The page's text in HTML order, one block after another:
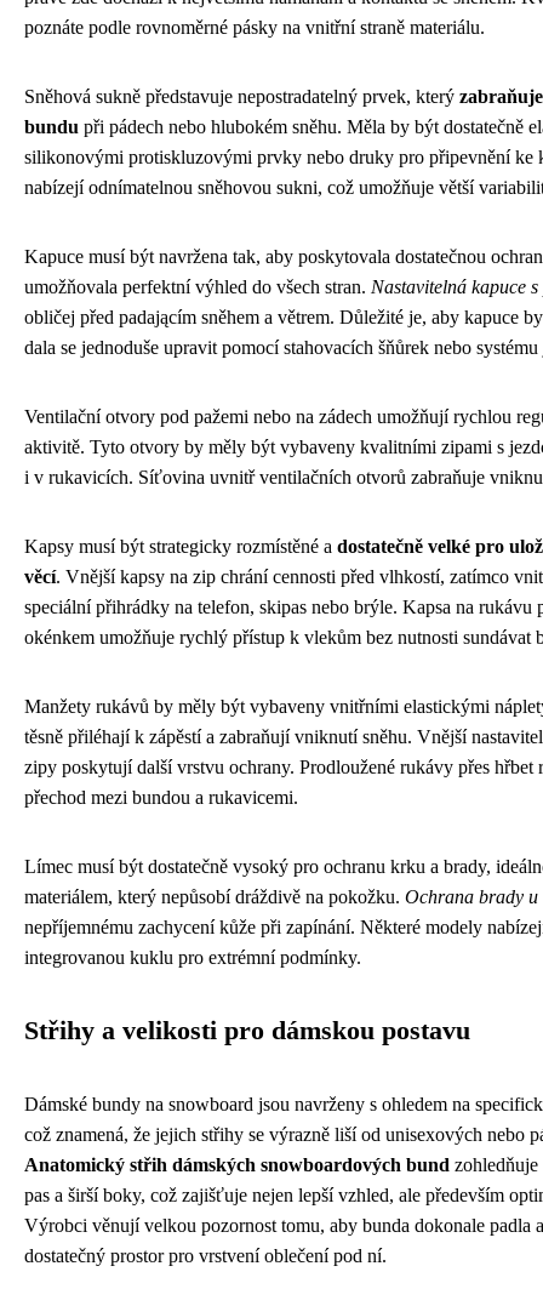
poznáte podle rovnoměrné pásky na vnitřní straně materiálu.
Sněhová sukně představuje nepostradatelný prvek, který
bundu při pádech nebo hlubokém sněhu. Měla by být dostatečně
silikonovými protiskluzovými prvky nebo druky pro připevnění ke
nabízejí odnímatelnou sněhovou sukni, což umožňuje větší
Kapuce musí být navržena tak, aby poskytovala dostatečnou
umožňovala perfektní výhled do všech stran. Nastavitelná kapuce
obličej před padającím sněhem a větrem. Důležité je, aby kapuce
dala se jednoduše upravit pomocí stahovacích šňůrek nebo
Ventilační otvory pod pažemi nebo na zádech umožňují rychlou
aktivitě. Tyto otvory by měly být vybaveny kvalitními zipami s
i v rukavicích. Síťovina uvnitř ventilačních otvorů zabraňuje
Kapsy musí být strategicky rozmístěné a dostatečně velké pro
věcí. Vnější kapsy na zip chrání cennosti před vlhkostí, zatímco
speciální přihrádky na telefon, skipas nebo brýle. Kapsa na rukávu
okénkem umožňuje rychlý přístup k vlekům bez nutnosti sundávat
Manžety rukávů by měly být vybaveny vnitřními elastickými
těsně přiléhají k zápěstí a zabraňují vniknutí sněhu. Vnější
zipy poskytují další vrstvu ochrany. Prodloužené rukávy přes
přechod mezi bundou a rukavicemi.
Límec musí být dostatečně vysoký pro ochranu krku a brady,
materiálem, který nepůsobí dráždivě na pokožku. Ochrana brady u
nepříjemnému zachycení kůže při zapínání. Některé modely
integrovanou kuklu pro extrémní podmínky.
Střihy a velikosti pro dámskou postavu
Dámské bundy na snowboard jsou navrženy s ohledem na
což znamená, že jejich střihy se výrazně liší od unisexových nebo
Anatomický střih dámských snowboardových bund zohledňuje
pas a širší boky, což zajišťuje nejen lepší vzhled, ale především
Výrobci věnují velkou pozornost tomu, aby bunda dokonale padla
dostatečný prostor pro vrstvení oblečení pod ní.